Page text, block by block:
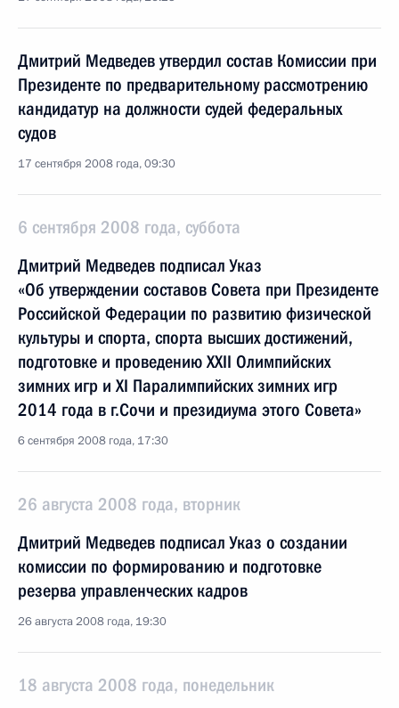
Дмитрий Медведев утвердил состав Комиссии при
Президенте по предварительному рассмотрению
кандидатур на должности судей федеральных
судов
17 сентября 2008 года, 09:30
6 сентября 2008 года, суббота
Дмитрий Медведев подписал Указ
«Об утверждении составов Совета при Президенте
Российской Федерации по развитию физической
культуры и спорта, спорта высших достижений,
подготовке и проведению XXII Олимпийских
зимних игр и XI Паралимпийских зимних игр
2014 года в г.Сочи и президиума этого Совета»
6 сентября 2008 года, 17:30
26 августа 2008 года, вторник
Дмитрий Медведев подписал Указ о создании
комиссии по формированию и подготовке
резерва управленческих кадров
26 августа 2008 года, 19:30
18 августа 2008 года, понедельник